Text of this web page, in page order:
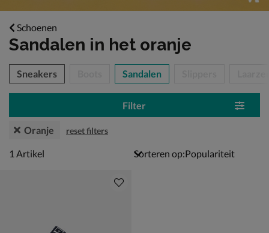
Schoenen
Sandalen in het oranje
over
Sneakers Sandalen
Filter
Oranje reset filters
1 artikel
1 Artikel Sorteren op: